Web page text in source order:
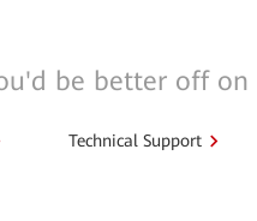
be better off on
Technical Support